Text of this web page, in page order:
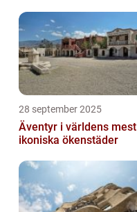
28 september 2025
Äventyr i världens mest
ikoniska ökenstäder